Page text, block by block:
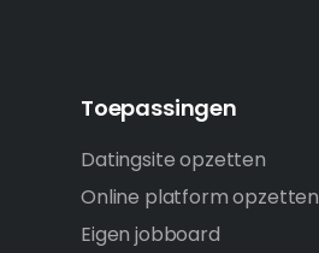
Toepassingen
Datingsite opzetten
Online platform opzetten
Eigen jobboard